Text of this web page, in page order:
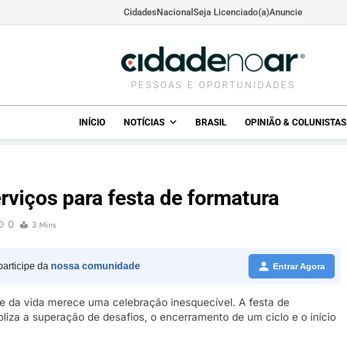
CidadesNacional Seja Licenciado(a)Anuncie
CIDADENOAR.COM
PESSOAS E OPORTUNIDADES
INÍCIO NOTÍCIAS BRASIL OPINIÃO & COLUNISTAS
para festa de formatura
0 3 Mins
da nossa comunidade Entrar Agora
da vida merece uma celebração inesquecível. A festa de
a superação de desafios, o encerramento de um ciclo e o início